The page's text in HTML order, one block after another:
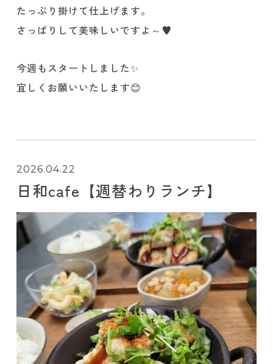
たっぷり掛けて仕上げます。
さっぱりして美味しいですよ～♥️
今週もスタートしました✨
宜しくお願いいたします😊
2026.04.22
日和cafe【週替わりランチ】